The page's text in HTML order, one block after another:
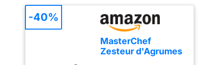
MasterChef
Zesteur d'Agrumes
-40%